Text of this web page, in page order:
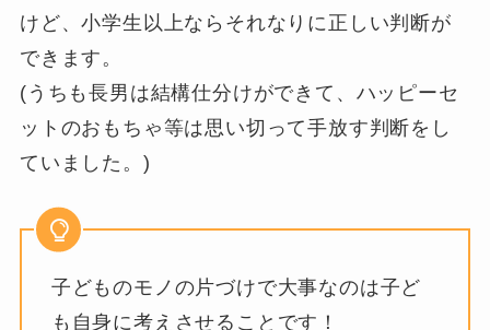
けど、小学生以上ならそれなりに正しい判断が
できます。
(うちも長男は結構仕分けができて、ハッピーセ
ットのおもちゃ等は思い切って手放す判断をし
ていました。)
子どものモノの片づけで大事なのは子ど
も自身に考えさせることです！